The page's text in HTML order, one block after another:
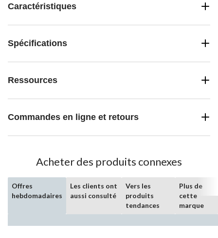
Caractéristiques
Spécifications
Ressources
Commandes en ligne et retours
Acheter des produits connexes
Offres
hebdomadaires
Les clients ont
aussi consulté
Vers les
produits
tendances
Plus de
cette
marque